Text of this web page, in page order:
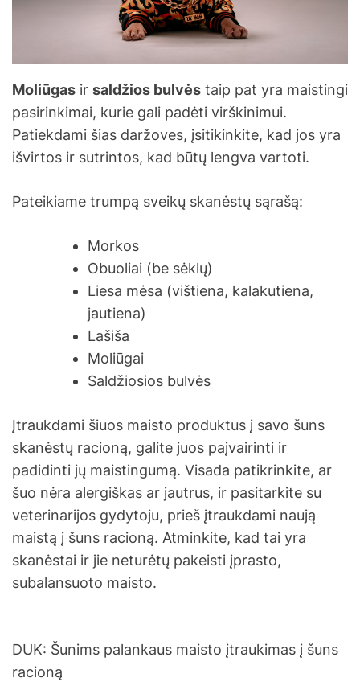
Moliūgas ir saldžios bulvės taip pat yra maistingi
pasirinkimai, kurie gali padėti virškinimui.
Patiekdami šias daržoves, įsitikinkite, kad jos yra
išvirtos ir sutrintos, kad būtų lengva vartoti.
Pateikiame trumpą sveikų skanėstų sąrašą:
Morkos
Obuoliai (be sėklų)
Liesa mėsa (vištiena, kalakutiena,
jautiena)
Lašiša
Moliūgai
Saldžiosios bulvės
Įtraukdami šiuos maisto produktus į savo šuns
skanėstų racioną, galite juos paįvairinti ir
padidinti jų maistingumą. Visada patikrinkite, ar
šuo nėra alergiškas ar jautrus, ir pasitarkite su
veterinarijos gydytoju, prieš įtraukdami naują
maistą į šuns racioną. Atminkite, kad tai yra
skanėstai ir jie neturėtų pakeisti įprasto,
subalansuoto maisto.
DUK: Šunims palankaus maisto įtraukimas į šuns
racioną